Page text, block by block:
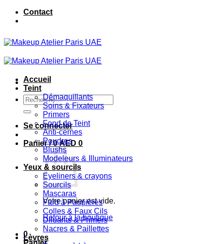
PasserContact
Recherche
pour :
Se connecter
Panier /0AED 0
Votre panier est vide.
Retour à la boutique
0
Accueil
Teint
Démaquillants
Soins & Fixateurs
Primers
Fond de Teint
Anti-cernes
Poudres
Blushs
Modeleurs & Illuminateurs
Yeux & sourcils
Eyeliners & crayons
Sourcils
Mascaras
Fard à Paupières
Colles & Faux Cils
Diluants & Primers
Nacres & Paillettes
Lèvres